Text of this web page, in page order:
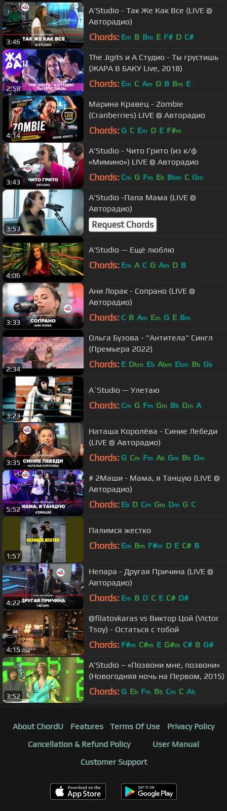
3:46
A'Studio - Так Же Как Все (LIVE @
Авторадио)
Chords: Em B Bm E F# D C#
2:58
The Jigits и А Студио - Ты грустишь
(ЖАРА В БАКУ Live, 2018)
Chords: Em C Am D B Bm E
4:14
Марина Кравец - Zombie
(Cranberries) LIVE @ Авторадио
Chords: G C Em D E F#m
3:43
A'Studio - Чито Грито (из к/ф
«Мимино») LIVE @ Авторадио
Chords: Cm G Fm Eb Bbm C Gm
3:53
A'Studio -Папа Мама (LIVE @
Авторадио)
Request Chords
4:06
A'Studio — Ещё люблю
Chords: Em A C G Am D B
3:33
Ани Лорак - Сопрано (LIVE @
Авторадио)
Chords: C B Am Em G E Bm
2:34
Ольга Бузова - "Антитела" Сингл
(Премьера 2022)
Chords: E Dbm Eb Abm Ebm Bb Gb
3:23
A`Studio — Улетаю
Chords: Cm G Fm Gm Bb Dm A
3:35
Наташа Королёва - Синие Лебеди
(LIVE @ Авторадио)
Chords: G Cm Fm Ab Gm Bb Dm
5:52
# 2Маши - Мама, я Танцую (LIVE @
Авторадио)
Chords: Eb D Cm Gm Dm G C
1:57
Палимся жестко
Chords: Em Bm F#m D E C# B
4:22
Непара - Другая Причина (LIVE @
Авторадио)
Chords: Em B D C E C# D#
4:15
@filatovkaras vs Виктор Цой (Victor
Tsoy) - Остаться с тобой
Chords: F#m C#m E G#m C# B G#
3:52
A'Studio – «Позвони мне, позвони»
(Новогодняя ночь на Первом, 2015)
Chords: G Eb Fm Bb Cm C Ab
About ChordU Features Terms Of Use
Privacy Policy
Cancellation & Refund Policy
User Manual
Customer Support